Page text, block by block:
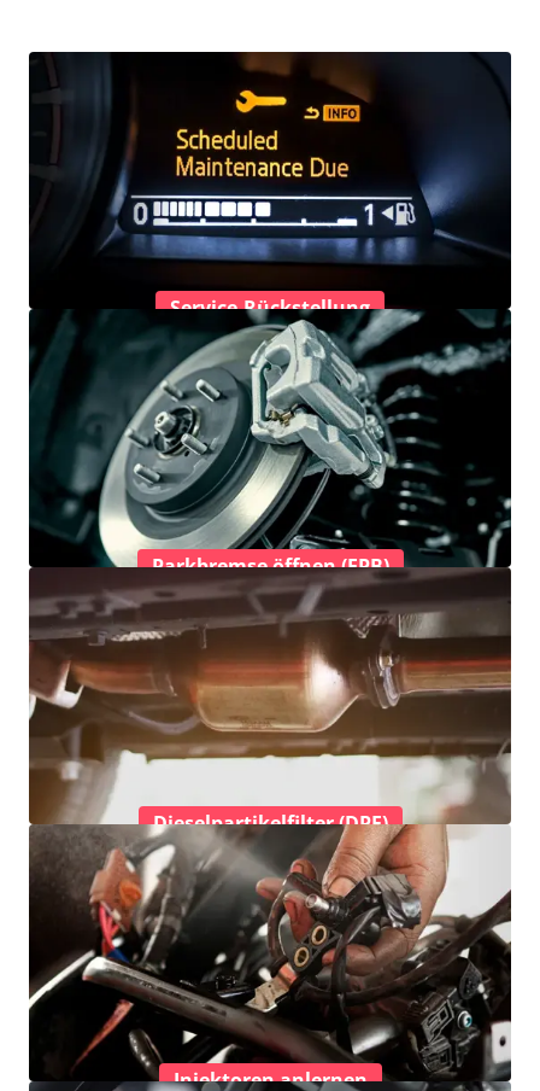
Service-Rückstellung
Parkbremse öffnen (EPB)
Dieselpartikelfilter (DPF)
Injektoren anlernen